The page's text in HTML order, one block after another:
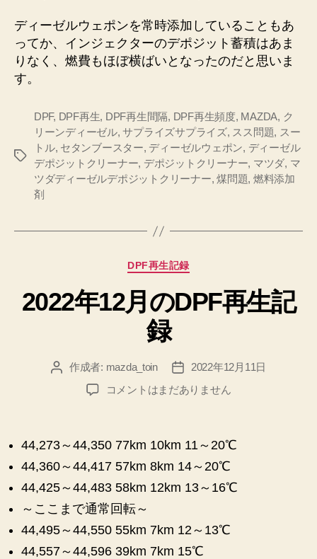
ディーゼルウェポンを常時添加していることもあ
ってか、インジェクターのデポジット蓄積はあま
りなく、燃費もほぼ横ばいとなったのだと思いま
す。
タ
DPF, DPF再生, DPF再生間隔, DPF再生頻度, MAZDA, ク
リーンディーゼル,サプライズサプライズ, スス問題, スー
トル, セタンブースター, ディーゼルウェポン, ディーゼル
デポジットクリーナー, デポジットクリーナー, マツダ, マ
ツダディーゼルデポジットクリーナー,煤問題, 燃料添加
剤
カ
ゴ
リ
ー
DPF再生記録
2022年12月のDPF再生記
録
投 作成者: mazda_toin
投
稿
日
2022年12月11日
2022
の
DPF
再
記
録
へ
コメントはまだありません
44,273～44,350 77km 10km 11～20℃
44,360～44,417 57km 8km 14～20℃
44,425～44,483 58km 12km 13～16℃
～ここまで通常回転～
44,495～44,550 55km 7km 12～13℃
44,557～44,596 39km 7km 15℃